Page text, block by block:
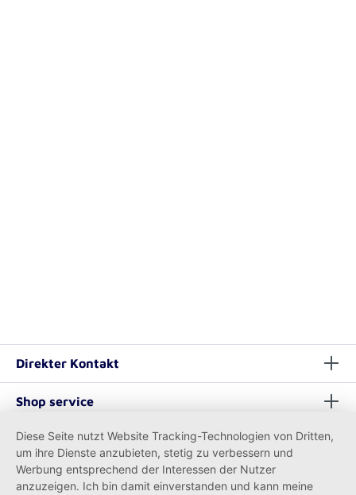
Direkter Kontakt
Shop service
Informationen
Diese Seite nutzt Website Tracking-Technologien von Dritten,
um ihre Dienste anzubieten, stetig zu verbessern und
Werbung entsprechend der Interessen der Nutzer
anzuzeigen. Ich bin damit einverstanden und kann meine